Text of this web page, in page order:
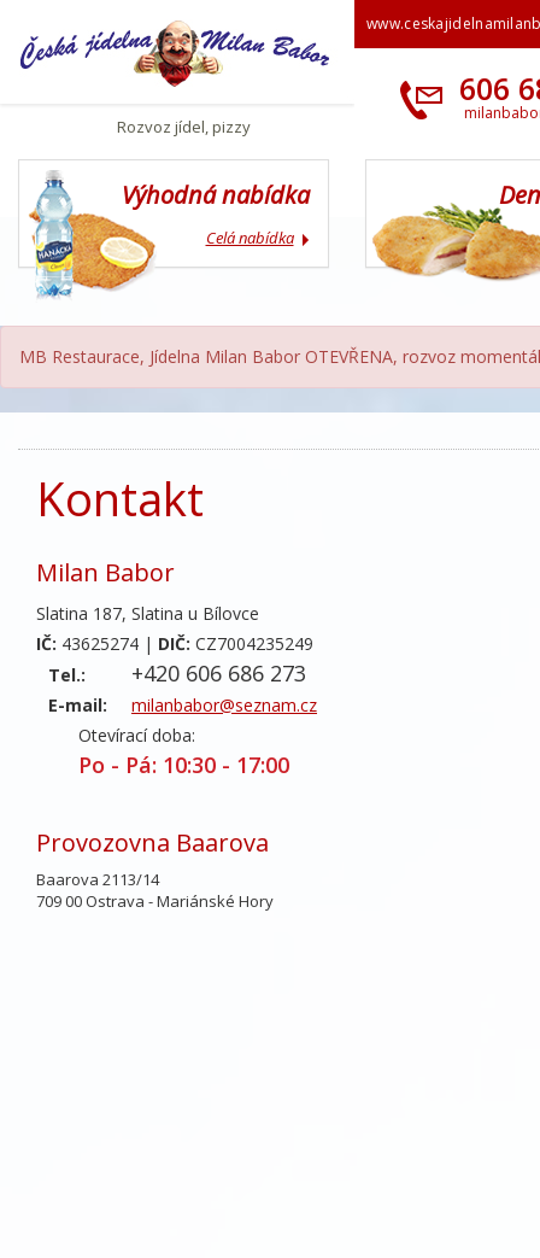
Rozvoz jídel, pizzy
606
Výhodná nabídka
Celá nabídka
MB Restaurace, Jídelna Milan Babor OTEVŘENA, rozvoz
Kontakt
Milan Babor
Slatina 187, Slatina u Bílovce
IČ: 43625274 | DIČ: CZ7004235249
Tel.:
+420 606 686 273
E-mail:
milanbabor@seznam.cz
Otevírací doba:
Po - Pá: 10:30 - 17:00
Provozovna Baarova
Baarova 2113/14
709 00 Ostrava - Mariánské Hory